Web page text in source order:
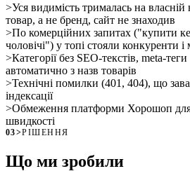
>Уся видимість трималась на
товар, а не бренд, сайт не знаходив
>По комерційних запитах ("купити
чоловічі") у топі стояли конкуренти
>Категорії без SEO-текстів, meta-
автоматично з назв товарів
>Технічні помилки (401, 404), що
індексації
>Обмеження платформи Хорошоп для
швидкості
03>РІШЕННЯ
Що ми зробили